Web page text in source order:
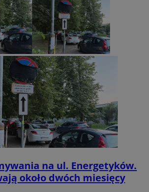
na ul. Energetyków.
około dwóch miesięcy